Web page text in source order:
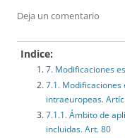
Deja un comentario
Indice:
7. Modificaciones
7.1.
intraeuropeas.
7.1.1. Ámbito de
incluidas. Art. 80